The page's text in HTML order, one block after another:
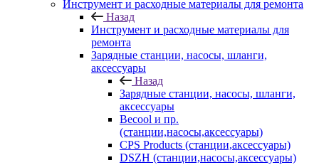
Инструмент и расходные материалы для ремонта
Назад
Инструмент и расходные материалы для
ремонта
Зарядные станции, насосы, шланги,
аксессуары
Назад
Зарядные станции, насосы, шланги,
аксессуары
Becool и пр.
(станции,насосы,аксессуары)
CPS Products (станции,аксессуары)
DSZH (станции,насосы,аксессуары)